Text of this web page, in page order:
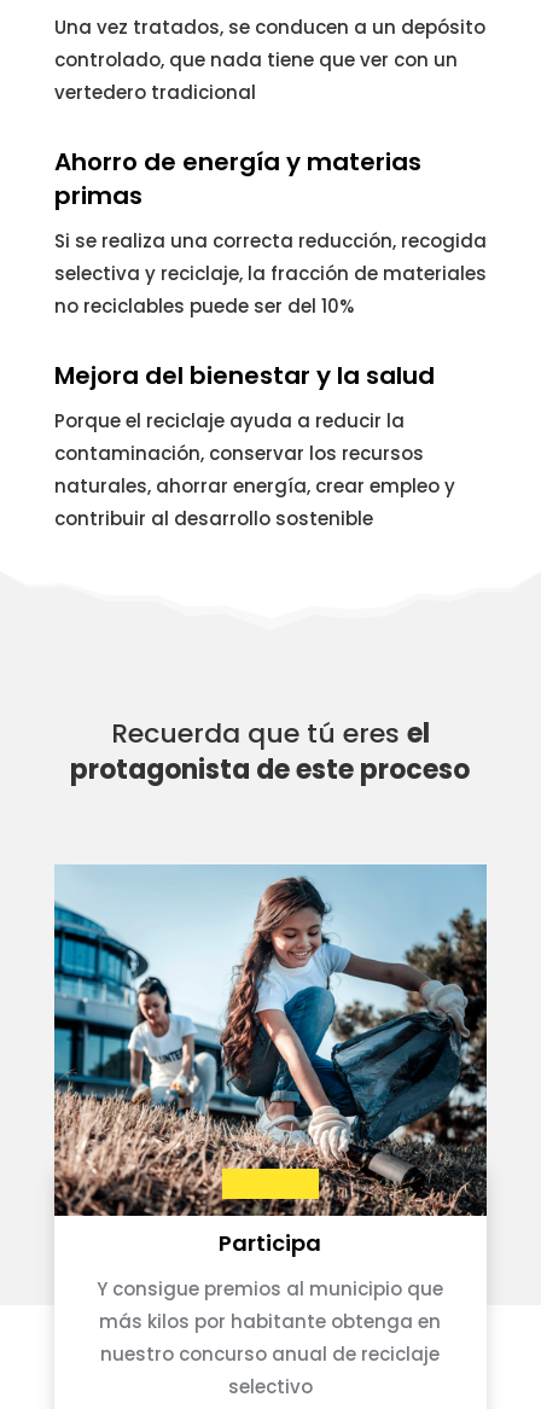
Una vez tratados, se conducen a un depósito
controlado, que nada tiene que ver con un
vertedero tradicional
Ahorro de energía y materias
primas
Si se realiza una correcta reducción, recogida
selectiva y reciclaje, la fracción de materiales
no reciclables puede ser del 10%
Mejora del bienestar y la salud
Porque el reciclaje ayuda a reducir la
contaminación, conservar los recursos
naturales, ahorrar energía, crear empleo y
contribuir al desarrollo sostenible
Recuerda que tú eres el
protagonista de este proceso
Participa
Y consigue premios al municipio que
más kilos por habitante obtenga en
nuestro concurso anual de reciclaje
selectivo